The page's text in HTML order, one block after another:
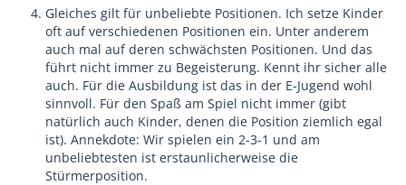
Gleiches gilt für unbeliebte Positionen. Ich setze Kinder
oft auf verschiedenen Positionen ein. Unter anderem
auch mal auf deren schwächsten Positionen. Und das
führt nicht immer zu Begeisterung. Kennt ihr sicher alle
auch. Für die Ausbildung ist das in der E-Jugend wohl
sinnvoll. Für den Spaß am Spiel nicht immer (gibt
natürlich auch Kinder, denen die Position ziemlich egal
ist). Annekdote: Wir spielen ein 2-3-1 und am
unbeliebtesten ist erstaunlicherweise die
Stürmerposition.